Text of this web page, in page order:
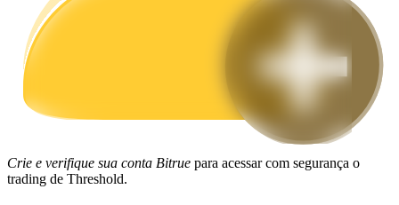
Crie e verifique sua conta Bitrue para acessar com segurança o
trading de Threshold.